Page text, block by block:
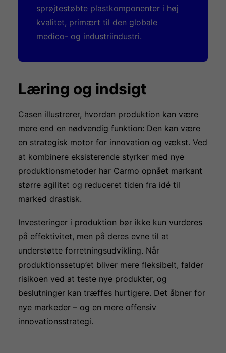
sprøjtestøbte plastkomponenter i høj
kvalitet, primært til den globale
medico- og industriindustri.
Læring og indsigt
Casen illustrerer, hvordan produktion kan være
mere end en nødvendig funktion: Den kan være
en strategisk motor for innovation og vækst. Ved
at kombinere eksisterende styrker med nye
produktionsmetoder har Carmo opnået markant
større agilitet og reduceret tiden fra idé til
marked drastisk.
Investeringer i produktion bør ikke kun vurderes
på effektivitet, men på deres evne til at
understøtte forretningsudvikling. Når
produktionssetup’et bliver mere fleksibelt, falder
risikoen ved at teste nye produkter, og
beslutninger kan træffes hurtigere. Det åbner for
nye markeder – og en mere offensiv
innovationsstrategi.